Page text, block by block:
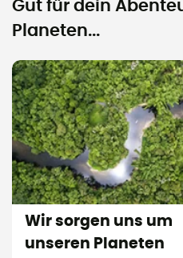
Gut für dein
Planeten...
Wir sorgen uns um
unseren Planeten